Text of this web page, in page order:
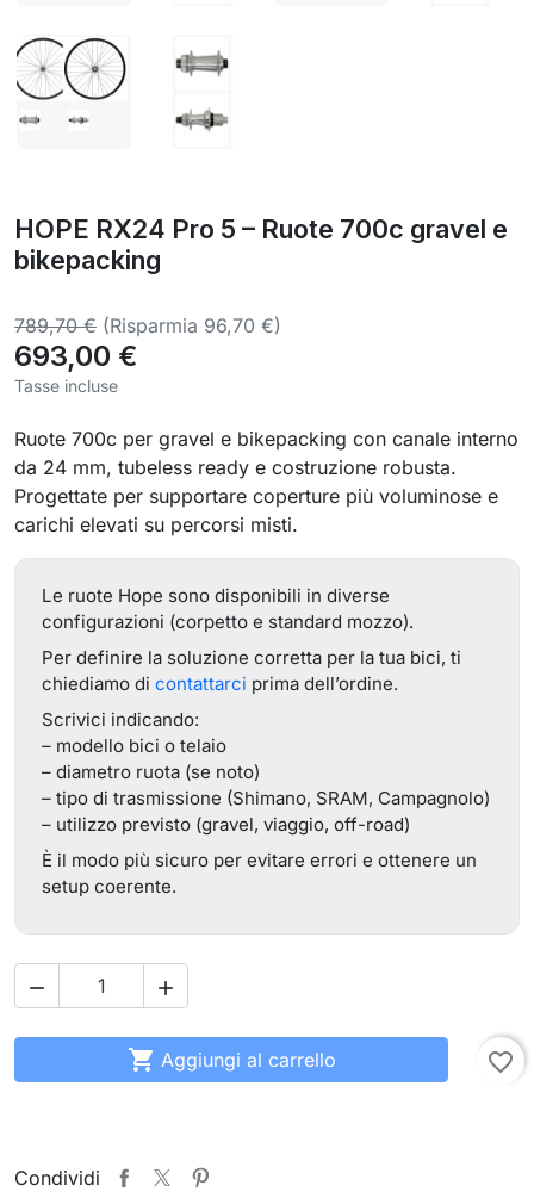
HOPE RX24 Pro 5 – Ruote 700c gravel e
bikepacking
789,70 € (Risparmia 96,70 €)
693,00 €
Tasse incluse
Ruote 700c per gravel e bikepacking con canale interno
da 24 mm, tubeless ready e costruzione robusta.
Progettate per supportare coperture più voluminose e
carichi elevati su percorsi misti.
Le ruote Hope sono disponibili in diverse
configurazioni (corpetto e standard mozzo).
Per definire la soluzione corretta per la tua bici, ti
chiediamo di contattarci prima dell’ordine.
Scrivici indicando:
– modello bici o telaio
– diametro ruota (se noto)
– tipo di trasmissione (Shimano, SRAM, Campagnolo)
– utilizzo previsto (gravel, viaggio, off-road)
È il modo più sicuro per evitare errori e ottenere un
setup coerente.
 
 Aggiungi al carrello favorite_border
Condividi